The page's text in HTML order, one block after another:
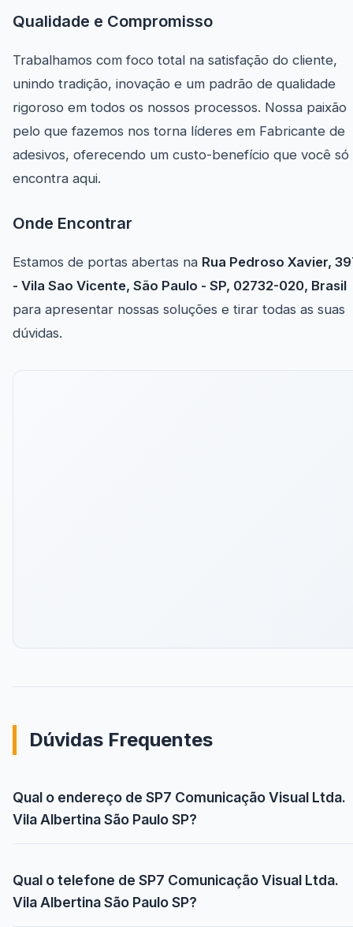
Qualidade e Compromisso
Trabalhamos com foco total na satisfação do cliente,
unindo tradição, inovação e um padrão de qualidade
rigoroso em todos os nossos processos. Nossa paixão
pelo que fazemos nos torna líderes em Fabricante de
adesivos, oferecendo um custo-benefício que você só
encontra aqui.
Onde Encontrar
Estamos de portas abertas na Rua Pedroso Xavier,
- Vila Sao Vicente, São Paulo - SP, 02732-020, Brasil
para apresentar nossas soluções e tirar todas as suas
dúvidas.
Dúvidas Frequentes
Qual o endereço de SP7 Comunicação Visual Ltda.
Vila Albertina São Paulo SP?
Qual o telefone de SP7 Comunicação Visual Ltda.
Vila Albertina São Paulo SP?